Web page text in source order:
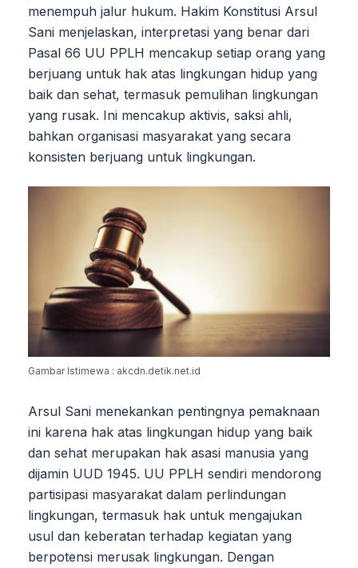
menempuh jalur hukum. Hakim Konstitusi Arsul
Sani menjelaskan, interpretasi yang benar dari
Pasal 66 UU PPLH mencakup setiap orang yang
berjuang untuk hak atas lingkungan hidup yang
baik dan sehat, termasuk pemulihan lingkungan
yang rusak. Ini mencakup aktivis, saksi ahli,
bahkan organisasi masyarakat yang secara
konsisten berjuang untuk lingkungan.
Gambar Istimewa : akcdn.detik.net.id
Arsul Sani menekankan pentingnya pemaknaan
ini karena hak atas lingkungan hidup yang baik
dan sehat merupakan hak asasi manusia yang
dijamin UUD 1945. UU PPLH sendiri mendorong
partisipasi masyarakat dalam perlindungan
lingkungan, termasuk hak untuk mengajukan
usul dan keberatan terhadap kegiatan yang
berpotensi merusak lingkungan. Dengan